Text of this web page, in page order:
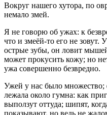
Вокруг нашего хутора, по
немало змей.
Я не говорю об ужах: к
что и змеёй-то его не зовут.
острые зубы, он ловит
может прокусить кожу; но
ужа совершенно безвредно.
Ужей у нас было множество;
лежала около гумна: как
выползут оттуда; шипят,
показывают, но ведь не